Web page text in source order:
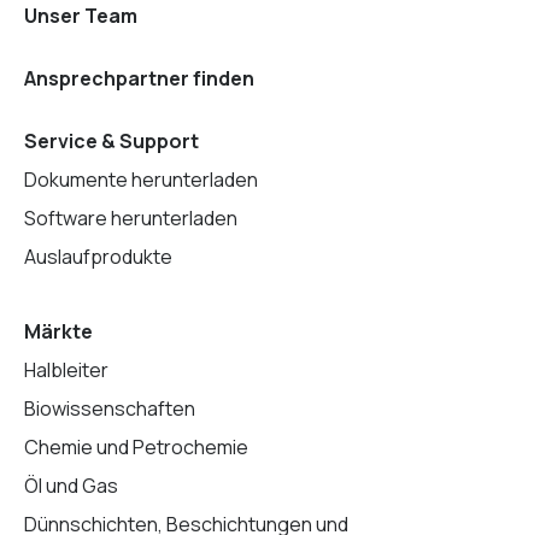
Unser Team
Ansprechpartner finden
Service & Support
Dokumente herunterladen
Software herunterladen
Auslaufprodukte
Märkte
Halbleiter
Biowissenschaften
Chemie und Petrochemie
Öl und Gas
Dünnschichten, Beschichtungen und